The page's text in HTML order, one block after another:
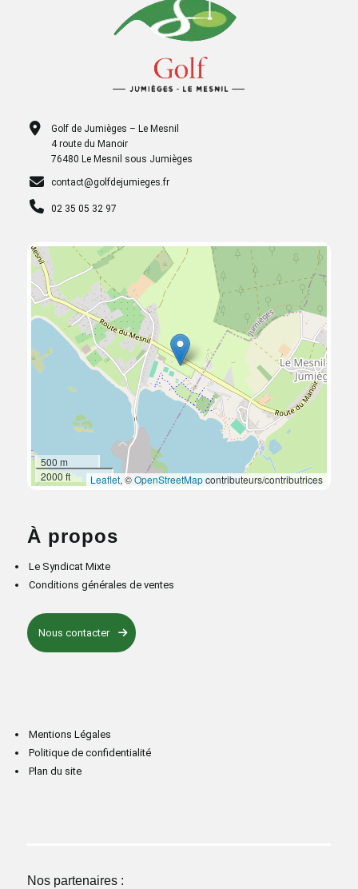
Golf de Jumièges – Le Mesnil
4 route du Manoir
76480 Le Mesnil sous Jumièges
contact@golfdejumieges.fr
02 35 05 32 97
500 m
2000 ft
Leaflet, ©OpenStreetMapcontributeurs/contributrices
À propos
Le Syndicat Mixte
Conditions générales de ventes
Nous contacter
Mentions Légales
Politique de confidentialité
Plan du site
Nos partenaires :